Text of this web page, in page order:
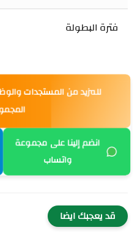
فترة البطولة
للمزيد من المستجدات
انضم إلينا على مجموعة
واتساب
قد يعجبك ايضا